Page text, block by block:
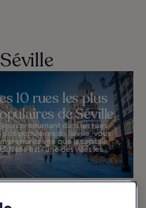
10 rues les plus
de Séville
vous promenant dans les rues
plus populaires de Séville, vous
vite que la capitale
est l’une des villes les...